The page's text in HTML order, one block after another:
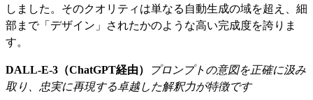
しました。そのクオリティは単なる自動生成の域を超え、細
部まで「デザイン」されたかのような高い完成度を誇りま
す。
DALL-E-3（ChatGPT経由）
プロンプトの意図を正確に汲み
取り、忠実に再現する卓越した解釈力が特徴です